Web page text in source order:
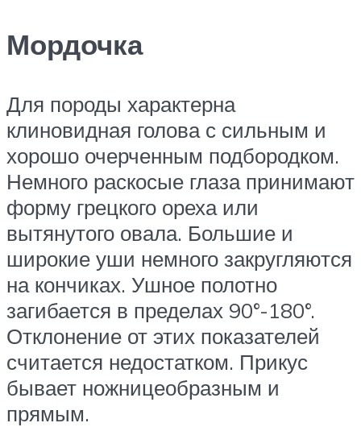
Мордочка
Для породы характерна
клиновидная голова с сильным и
хорошо очерченным подбородком.
Немного раскосые глаза принимают
форму грецкого ореха или
вытянутого овала. Большие и
широкие уши немного закругляются
на кончиках. Ушное полотно
загибается в пределах 90°-180°.
Отклонение от этих показателей
считается недостатком. Прикус
бывает ножницеобразным и
прямым.